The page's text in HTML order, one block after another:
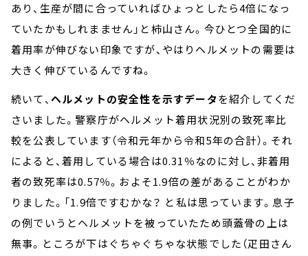
あり、生産が間に合っていればひょっとしたら4倍になっ
ていたかもしれまません」と柿山さん。今ひとつ全国的に
着用率が伸びない印象ですが、やはりヘルメットの需要は
大きく伸びているんですね。
続いて、ヘルメットの安全性を示すデータを紹介してくだ
さいました。警察庁がヘルメット着用状況別の致死率比
較を公表しています（令和元年から令和5年の合計）。それ
によると、着用している場合は0.31％なのに対し、非着用
者の致死率は0.57％。およそ1.9倍の差があることがわか
りました。「1.9倍ですむかな？ と私は思っています。息子
の例でいうとヘルメットを被っていたため頭蓋骨の上は
無事。ところが下はぐちゃぐちゃな状態でした（疋田さん